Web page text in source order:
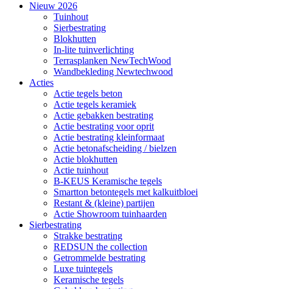
Nieuw 2026
Tuinhout
Sierbestrating
Blokhutten
In-lite tuinverlichting
Terrasplanken NewTechWood
Wandbekleding Newtechwood
Acties
Actie tegels beton
Actie tegels keramiek
Actie gebakken bestrating
Actie bestrating voor oprit
Actie bestrating kleinformaat
Actie betonafscheiding / bielzen
Actie blokhutten
Actie tuinhout
B-KEUS Keramische tegels
Smartton betontegels met kalkuitbloei
Restant & (kleine) partijen
Actie Showroom tuinhaarden
Sierbestrating
Strakke bestrating
REDSUN the collection
Getrommelde bestrating
Luxe tuintegels
Keramische tegels